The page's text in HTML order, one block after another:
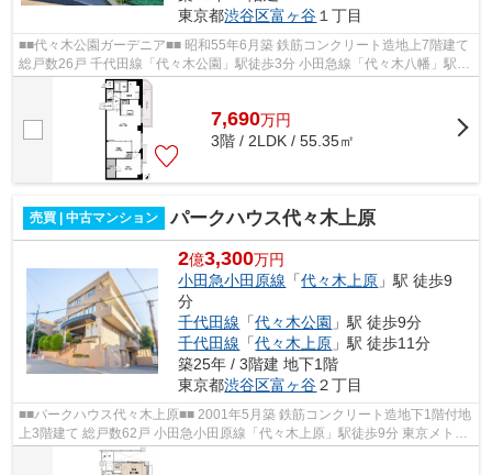
東京都渋谷区富ヶ谷 １丁目
■■代々木公園ガーデニア■■ 昭和55年6月築 鉄筋コンクリート造地上7階建て
総戸数26戸 千代田線「代々木公園」駅徒歩3分 小田急線「代々木八幡」駅徒
歩5分 2016年 大規模修繕工事実...
7,690万円
3階 / 2LDK / 55.35㎡
売買 | 中古マンション パークハウス代々木上原
2億3,300万円
小田急小田原線 「代々木上原 」駅 徒歩9
分
千代田線 「代々木公園 」駅 徒歩9分
千代田線 「代々木上原 」駅 徒歩11分
築25年 / 3階建 地下1階
東京都渋谷区富ヶ谷２丁目
■■パークハウス代々木上原■■ 2001年5月築 鉄筋コンクリート造地下1階付地
上3階建て 総戸数62戸 小田急小田原線「代々木上原」駅徒歩9分 東京メトロ
千代田線「代々木公園」駅徒歩9分 ...